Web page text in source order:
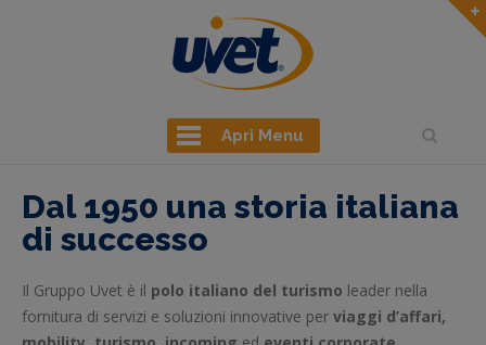
Apri Menu
Dal 1950 una storia italiana
di successo
Il Gruppo Uvet è il polo italiano del turismo leader nella
fornitura di servizi e soluzioni innovative per viaggi d’affari,